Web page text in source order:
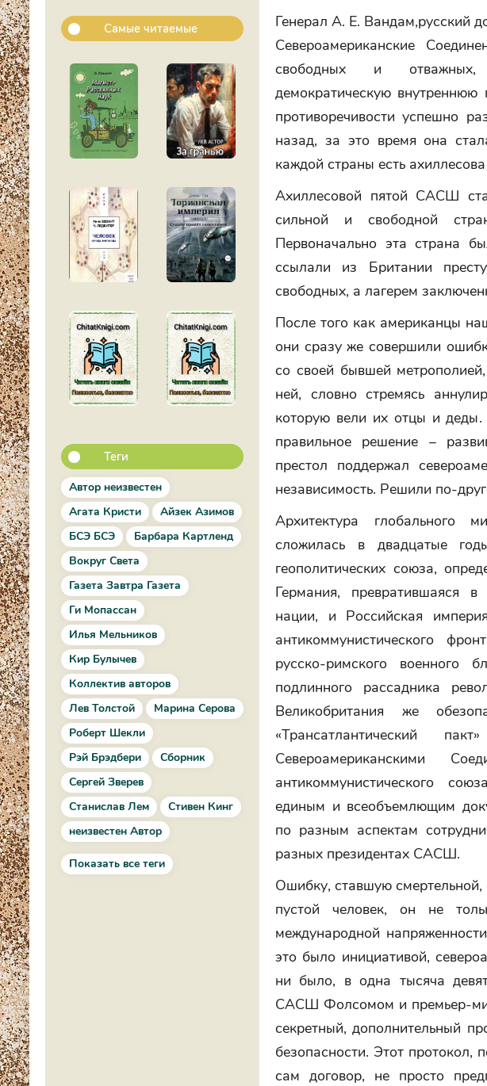
Самые читаемые
Теги
Автор неизвестен
Агата Кристи
Айзек Азимов
БСЭ БСЭ
Барбара Картленд
Вокруг Света
Газета Завтра Газета
Ги Мопассан
Илья Мельников
Кир Булычев
Коллектив авторов
Лев Толстой
Марина Серова
Роберт Шекли
Рэй Брэдбери
Сборник
Сергей Зверев
Станислав Лем
Стивен Кинг
неизвестен Автор
Показать все теги
Генерал А. Е. Вандам,русский
Североамериканские
свободных и отважных,
демократическую
противоречивости успешно
назад, за это время она
каждой страны есть
Ахиллесовой пятой САСШ
сильной и свободной
Первоначально эта страна
ссылали из Британии
свободных, а лагерем
После того как американцы
они сразу же совершили
со своей бывшей
ней, словно стремясь
которую вели их отцы и деды.
правильное решение –
престол поддержал
независимость. Решили по-
Архитектура глобального
сложилась в двадцатые
геополитических союза,
Германия, превратившаяся
нации, и Российская
антикоммунистического
русско-римского военного
подлинного рассадника
Великобритания же
«Трансатлантический
Североамериканскими
антикоммунистического
единым и всеобъемлющим
по разным аспектам
разных президентах САСШ.
Ошибку, ставшую
пустой человек, он не
международной
это было инициативой,
ни было, в одна тысяча
САСШ Фолсомом и премьер-
секретный, дополнительный
безопасности. Этот
сам договор, не просто